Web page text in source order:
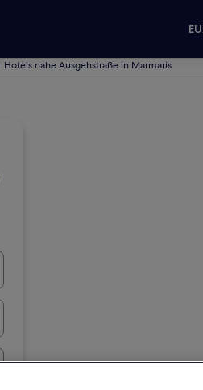
Hotels nahe Ausgehstraße in Marmaris